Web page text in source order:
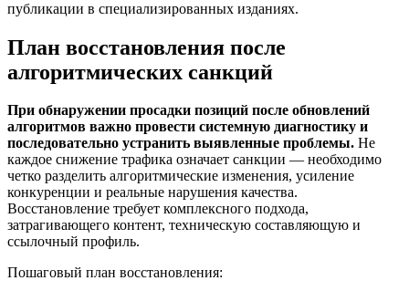
публикации в специализированных изданиях.
План восстановления после
алгоритмических санкций
При обнаружении просадки позиций после обновлений
алгоритмов важно провести системную диагностику и
последовательно устранить выявленные проблемы. Не
каждое снижение трафика означает санкции — необходимо
четко разделить алгоритмические изменения, усиление
конкуренции и реальные нарушения качества.
Восстановление требует комплексного подхода,
затрагивающего контент, техническую составляющую и
ссылочный профиль.
Пошаговый план восстановления: